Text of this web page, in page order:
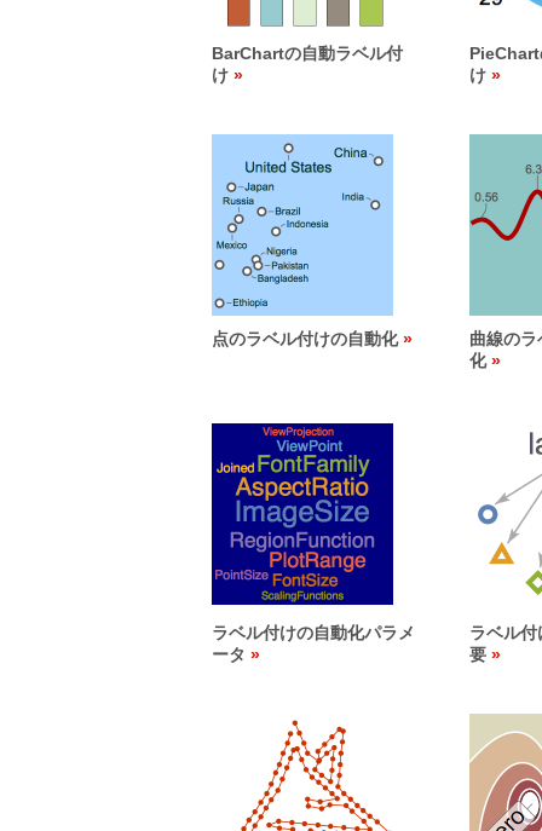
BarChartの自動ラベル付
け
PieChart
け
点のラベル付けの自動化
曲線の
化
ラベル付けの自動化パラメ
ータ
ラベル
要